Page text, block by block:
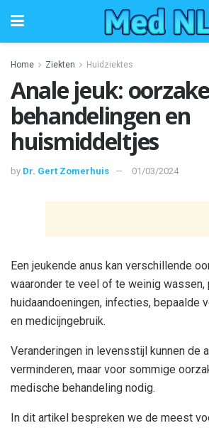
Home Ziekten Huidziektes
Anale jeuk:
behandelingen en
huismiddeltjes
by Dr. Gert Zomerhuis 01/03/2024
Een jeukende anus kan verschillende
waaronder te veel of te weinig wassen,
huidaandoeningen, infecties, bepaalde
en medicijngebruik.
Veranderingen in levensstijl kunnen de
verminderen, maar voor sommige
medische behandeling nodig.
In dit artikel bespreken we de meest